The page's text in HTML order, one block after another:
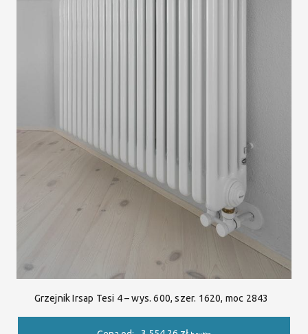
Grzejnik Irsap Tesi 4 – wys. 600, szer. 1620, moc 2843